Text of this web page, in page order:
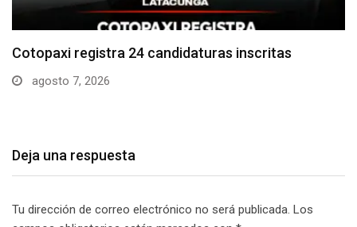
Parque Nacional Cotopaxi espera alta afluencia de
visitantes…
Deja una respuesta
Tu dirección de correo electrónico no será publicada. Los